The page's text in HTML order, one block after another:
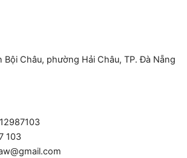
Bội Châu, phường Hải Châu, TP. Đà Nẵng
103